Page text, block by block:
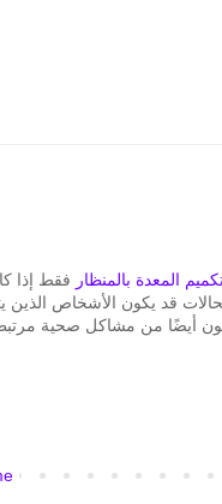
المعدة بالمنظار
أيضًا من مشاكل صحية